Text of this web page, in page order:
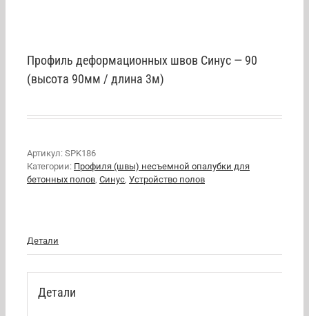
Профиль деформационных швов Синус — 90
(высота 90мм / длина 3м)
Артикул: SPK186
Категории: Профиля (швы) несъемной опалубки для
бетонных полов, Синус, Устройство полов
Детали
Детали